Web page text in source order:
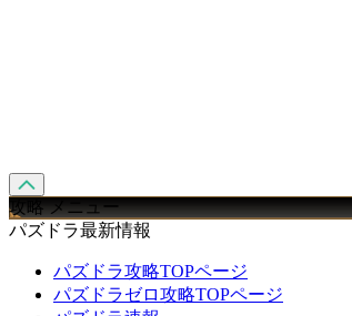
攻略 メニュー
パズドラ最新情報
パズドラ攻略TOPページ
パズドラゼロ攻略TOPページ